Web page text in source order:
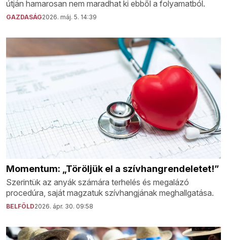
útján hamarosan nem maradhat ki ebből a folyamatból.
GAZDASÁG2026. máj. 5. 14:39
Momentum: „Töröljük el a szívhangrendeletet!”
Szerintük az anyák számára terhelés és megalázó
procedúra, saját magzatuk szívhangjának meghallgatása.
BELFÖLD2026. ápr. 30. 09:58